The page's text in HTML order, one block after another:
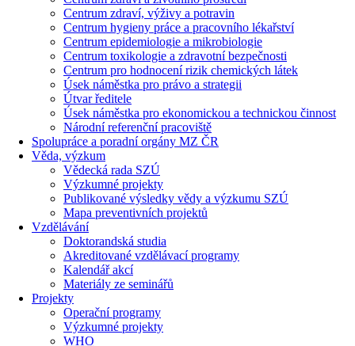
Centrum zdraví, výživy a potravin
Centrum hygieny práce a pracovního lékařství
Centrum epidemiologie a mikrobiologie
Centrum toxikologie a zdravotní bezpečnosti
Centrum pro hodnocení rizik chemických látek
Úsek náměstka pro právo a strategii
Útvar ředitele
Úsek náměstka pro ekonomickou a technickou činnost
Národní referenční pracoviště
Spolupráce a poradní orgány MZ ČR
Věda, výzkum
Vědecká rada SZÚ
Výzkumné projekty
Publikované výsledky vědy a výzkumu SZÚ
Mapa preventivních projektů
Vzdělávání
Doktorandská studia
Akreditované vzdělávací programy
Kalendář akcí
Materiály ze seminářů
Projekty
Operační programy
Výzkumné projekty
WHO